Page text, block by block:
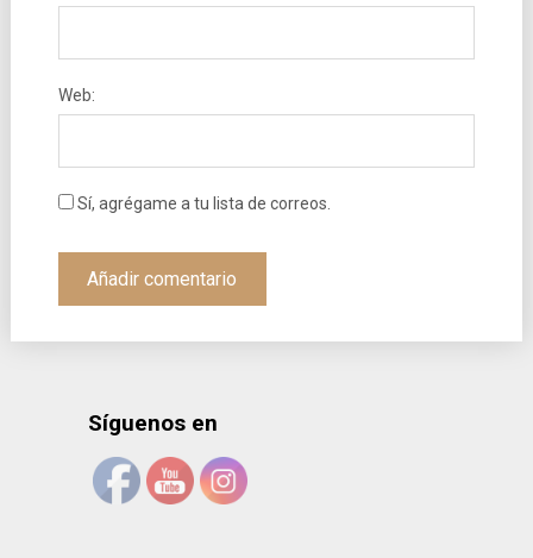
Web:
Sí, agrégame a tu lista de correos.
Síguenos en